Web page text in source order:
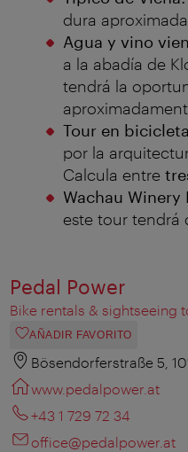
dura
Agua y vino
a la abadía de
tendrá la
Tour en
por la
Calcula entre
Wachau Winery
este tour tendrá
Pedal Power
Bike rentals & sightseeing
AÑADIR FAVORITO
Bösendorferstraße 5,
www.pedalpower.at
+43 1 729 72 34
office@pedalpower.at